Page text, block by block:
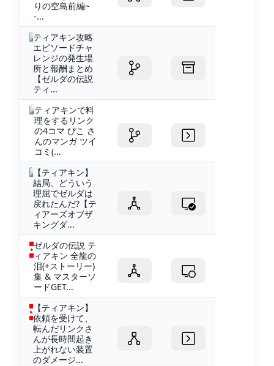
りの空島前編~
-...
ティアキン攻略
エピソードチャ
レンジの発生場
所と報酬まとめ
【ゼルダの伝説
ティ...
ティアキンで料
理をするリンク
の4コマ ぴこ さ
んのマンガ ツイ
コミ(...
【ティアキン】
結局、どういう
理屈でゼルダは
戻れたんだ?【テ
ィアーズオブザ
キングダ...
ゼルダの伝説 テ
ィアキン 全龍の
泪(+ストーリー)
集 & マスターソ
ードGET...
【ティアキン】
依頼を受けて、
転んだリンクさ
んが長時間起き
上がれない装置
のダメージ...